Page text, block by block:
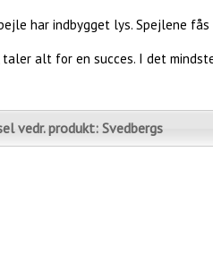
har indbygget lys. Spejlene
alt for en succes. I det
vedr. produkt: Svedbergs